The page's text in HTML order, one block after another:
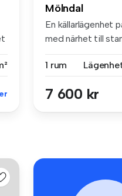
Mölndal
En källarlägenhet
med närhet till stan
1 rum
7 600 kr